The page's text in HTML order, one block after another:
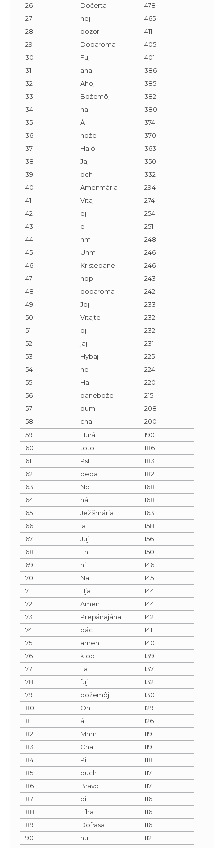
26
Dočerta
478
27
hej
465
28
pozor
411
29
Doparoma
405
30
Fuj
401
31
aha
386
32
Ahoj
385
33
Božemôj
382
34
ha
380
35
Á
374
36
nože
370
37
Haló
363
38
Jaj
350
39
och
332
40
Amenmária
294
41
Vitaj
274
42
ej
254
43
e
251
44
hm
248
45
Uhm
246
46
Kristepane
246
47
hop
243
48
doparoma
242
49
Joj
233
50
Vitajte
232
51
oj
232
52
jaj
231
53
Hybaj
225
54
he
224
55
Ha
220
56
panebože
215
57
bum
208
58
cha
200
59
Hurá
190
60
toto
186
61
Pst
183
62
beda
182
63
No
168
64
há
168
65
Ježišmária
163
66
la
158
67
Juj
156
68
Eh
150
69
hi
146
70
Na
145
71
Hja
144
72
Amen
144
73
Prepánajána
142
74
bác
141
75
amen
140
76
klop
139
77
La
137
78
fuj
132
79
božemôj
130
80
Oh
129
81
á
126
82
Mhm
119
83
Cha
119
84
Pi
118
85
buch
117
86
Bravo
117
87
pi
116
88
Fíha
116
89
Dofrasa
116
90
hu
112